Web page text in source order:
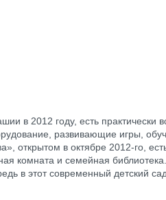
в 2012 году, есть практически
развивающие игры,
открытом в октябре 2012-го,
комната и семейная
в этот современный детский